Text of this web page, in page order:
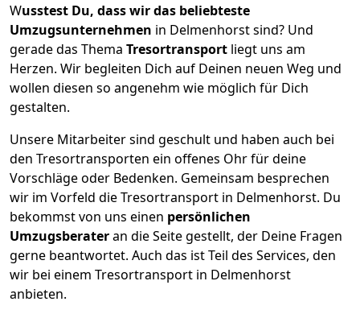
Wusstest Du, dass wir das beliebteste
Umzugsunternehmen in Delmenhorst sind? Und
gerade das Thema Tresortransport liegt uns am
Herzen. Wir begleiten Dich auf Deinen neuen Weg und
wollen diesen so angenehm wie möglich für Dich
gestalten.
Unsere Mitarbeiter sind geschult und haben auch bei
den Tresortransporten ein offenes Ohr für deine
Vorschläge oder Bedenken. Gemeinsam besprechen
wir im Vorfeld die Tresortransport in Delmenhorst. Du
bekommst von uns einen persönlichen
Umzugsberateran die Seite gestellt, der Deine Fragen
gerne beantwortet. Auch das ist Teil des Services, den
wir bei einem Tresortransport in Delmenhorst
anbieten.